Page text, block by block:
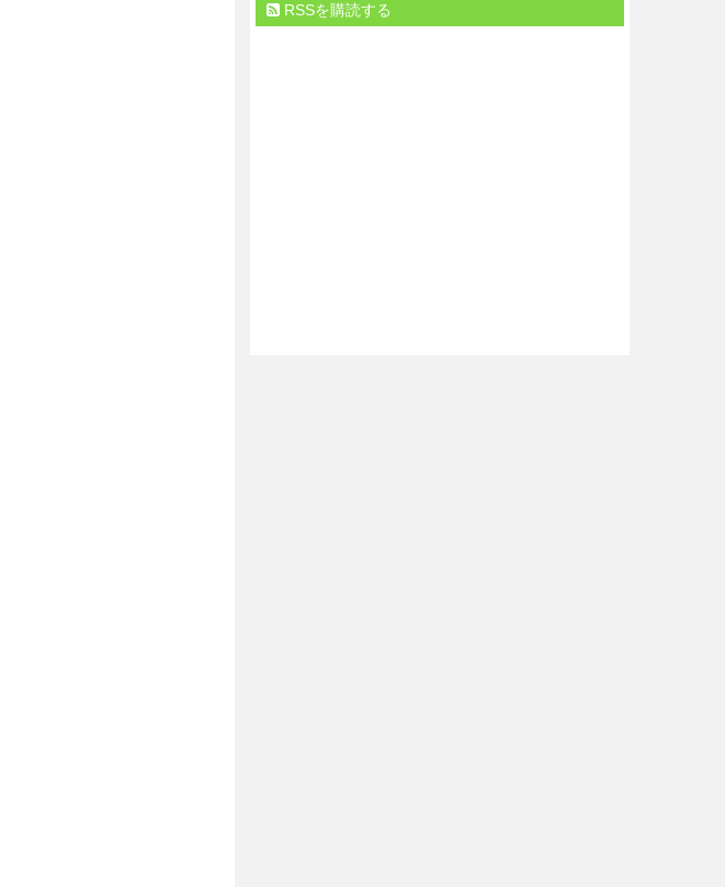
RSSを購読する